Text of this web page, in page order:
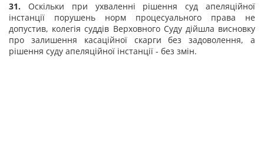
31. Оскільки при ухваленні рішення суд апеляційної
інстанції порушень норм процесуального права не
допустив, колегія суддів Верховного Суду дійшла висновку
про залишення касаційної скарги без задоволення, а
рішення суду апеляційної інстанції - без змін.